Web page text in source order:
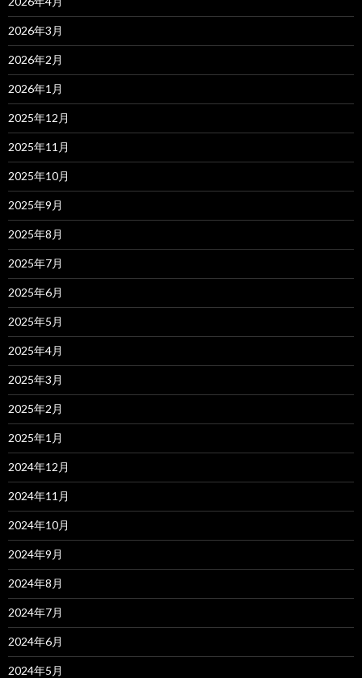
2026年3月
2026年2月
2026年1月
2025年12月
2025年11月
2025年10月
2025年9月
2025年8月
2025年7月
2025年6月
2025年5月
2025年4月
2025年3月
2025年2月
2025年1月
2024年12月
2024年11月
2024年10月
2024年9月
2024年8月
2024年7月
2024年6月
2024年5月